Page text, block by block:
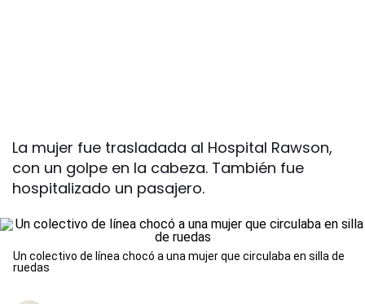
La mujer fue trasladada al Hospital Rawson,
con un golpe en la cabeza. También fue
hospitalizado un pasajero.
Un colectivo de línea chocó a una mujer que circulaba en silla de
ruedas